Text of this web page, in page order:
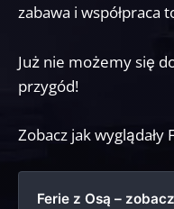
zabawa i współpraca
Już nie możemy się
przygód!
Zobacz jak wyglądały
Ferie z Osą –